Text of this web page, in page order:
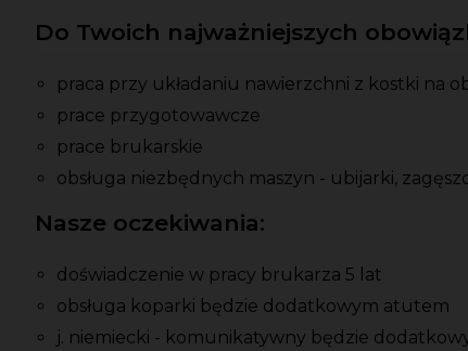
Do Twoich najważniejszych
praca przy układaniu nawierzchni z kostki na
prace przygotowawcze
prace brukarskie
obsługa niezbędnych maszyn - ubijarki,
Nasze oczekiwania:
doświadczenie w pracy brukarza 5 lat
obsługa koparki będzie dodatkowym atutem
j. niemiecki - komunikatywny będzie